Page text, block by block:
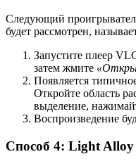
Следующий
будет рассмотрен,
Запустите плеер
затем жмите
Появляется
Откройте область
выделение,
Воспроизведение
Способ 4: Light Alloy